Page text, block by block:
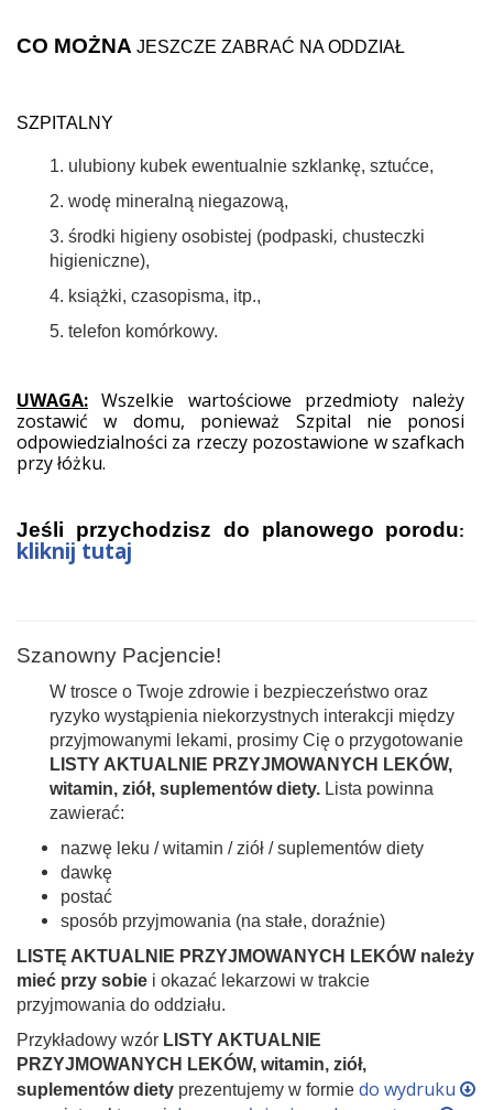
CO MOŻNA JESZCZE ZABRAĆ NA ODDZIAŁ
SZPITALNY
1. ulubiony kubek ewentualnie szklankę, sztućce,
2. wodę mineralną niegazową,
3. środki higieny osobistej (podpaski, chusteczki
higieniczne),
4. książki, czasopisma, itp.,
5. telefon komórkowy.
UWAGA: Wszelkie wartościowe przedmioty należy
zostawić w domu, ponieważ Szpital nie ponosi
odpowiedzialności za rzeczy pozostawione w szafkach
przy łóżku.
Jeśli przychodzisz do planowego porodu:
kliknij tutaj
Szanowny Pacjencie!
W trosce o Twoje zdrowie i bezpieczeństwo oraz
ryzyko wystąpienia niekorzystnych interakcji między
przyjmowanymi lekami, prosimy Cię o przygotowanie
LISTY AKTUALNIE PRZYJMOWANYCH LEKÓW,
witamin, ziół, suplementów diety. Lista powinna
zawierać:
nazwę leku / witamin / ziół / suplementów diety
dawkę
postać
sposób przyjmowania (na stałe, doraźnie)
LISTĘ AKTUALNIE PRZYJMOWANYCH LEKÓW należy
mieć przy sobie i okazać lekarzowi w trakcie
przyjmowania do oddziału.
Przykładowy wzór LISTY AKTUALNIE
PRZYJMOWANYCH LEKÓW, witamin, ziół,
suplementów diety prezentujemy w formie do wydruku